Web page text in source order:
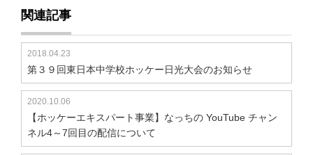
関連記事
2018.04.23
第３９回東日本中学校ホッケー日光大会のお知らせ
2020.10.06
【ホッケーエキスパート事業】なっちの YouTube チャン
ネル4～7回目の配信について